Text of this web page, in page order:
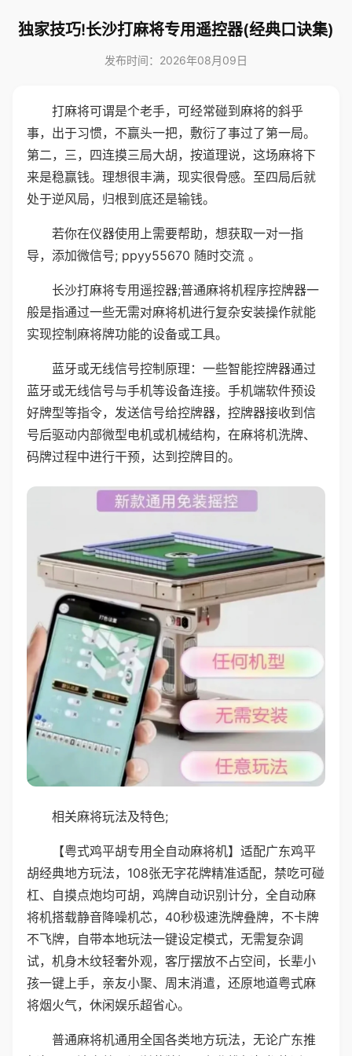
独家技巧!长沙打麻将专用遥控器(经典口诀集)
发布时间：2026年08月09日
打麻将可谓是个老手，可经常碰到麻将的斜乎
事，出于习惯，不赢头一把，敷衍了事过了第一局。
第二，三，四连摸三局大胡，按道理说，这场麻将下
来是稳赢钱。理想很丰满，现实很骨感。至四局后就
处于逆风局，归根到底还是输钱。
若你在仪器使用上需要帮助，想获取一对一指
导，添加微信号; ppyy55670 随时交流 。
长沙打麻将专用遥控器;普通麻将机程序控牌器一
般是指通过一些无需对麻将机进行复杂安装操作就能
实现控制麻将牌功能的设备或工具。
蓝牙或无线信号控制原理：一些智能控牌器通过
蓝牙或无线信号与手机等设备连接。手机端软件预设
好牌型等指令，发送信号给控牌器，控牌器接收到信
号后驱动内部微型电机或机械结构，在麻将机洗牌、
码牌过程中进行干预，达到控牌目的。
相关麻将玩法及特色;
【粤式鸡平胡专用全自动麻将机】适配广东鸡平
胡经典地方玩法，108张无字花牌精准适配，禁吃可碰
杠、自摸点炮均可胡，鸡牌自动识别计分，全自动麻
将机搭载静音降噪机芯，40秒极速洗牌叠牌，不卡牌
不飞牌，自带本地玩法一键设定模式，无需复杂调
试，机身木纹轻奢外观，客厅摆放不占空间，长辈小
孩一键上手，亲友小聚、周末消遣，还原地道粤式麻
将烟火气，休闲娱乐超省心。
普通麻将机通用全国各类地方玩法，无论广东推